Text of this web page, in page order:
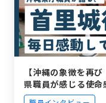
【沖縄の象徴を再
県職員が感じる使